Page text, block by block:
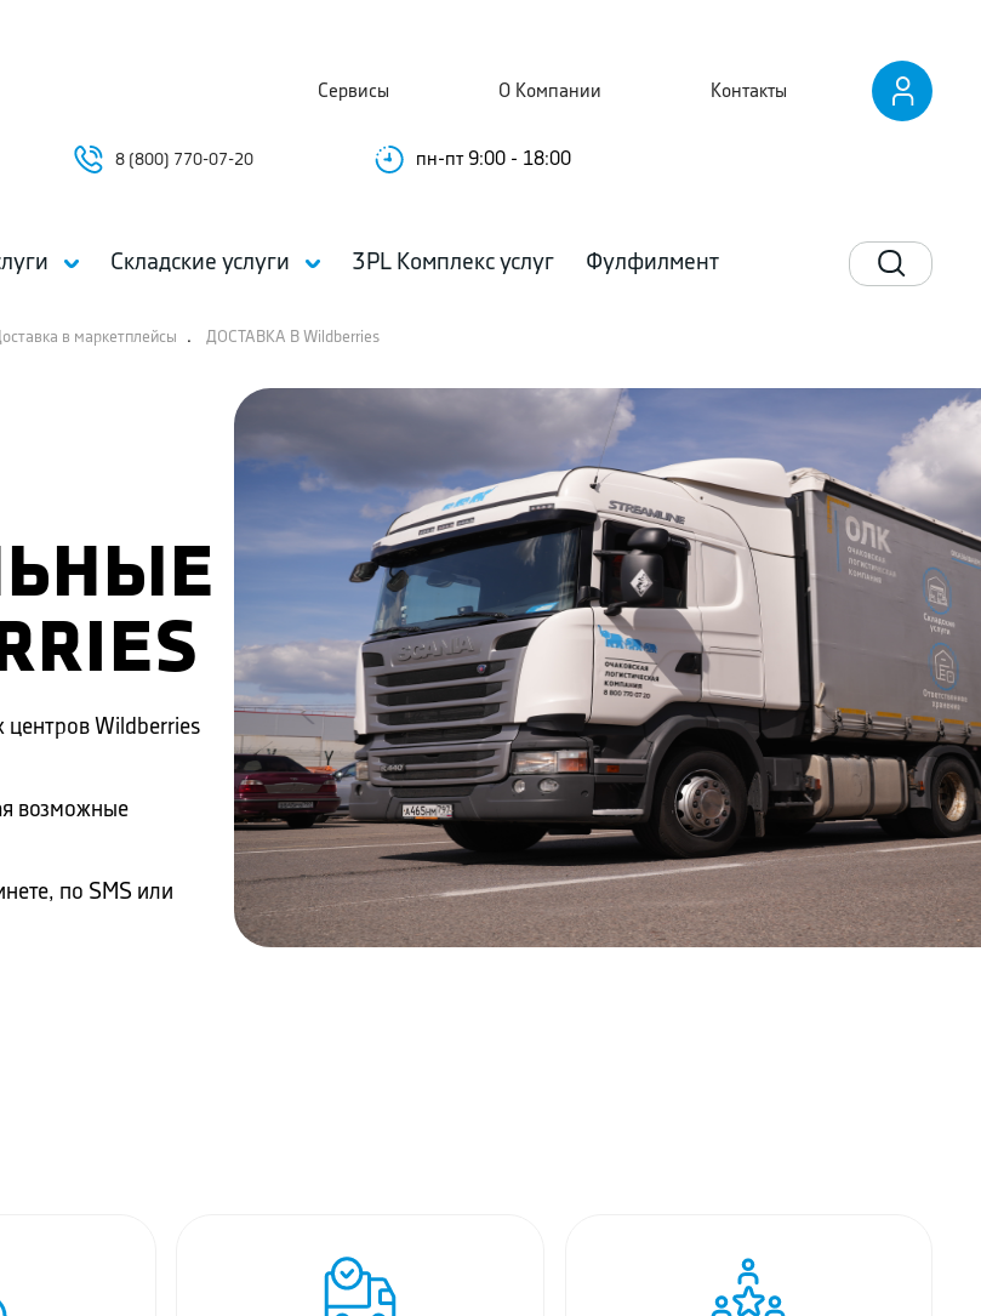
8 (800) 770-07-20 пн-пт 9:00 - 18:00
Сервисы О Компании Контакты
Складские услуги 3PL Комплекс услуг Фулфилмент
Доставка в маркетплейсы . ДОСТАВКА В Wildberries
центров Wildberries
возможные
по SMS или